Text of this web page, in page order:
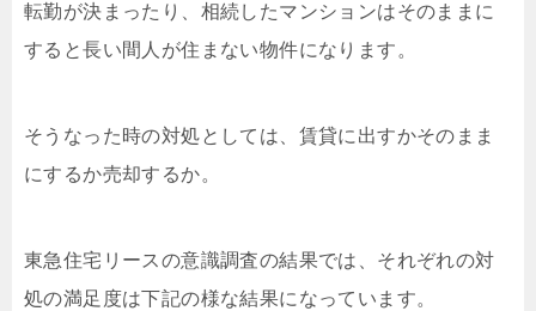
転勤が決まったり、相続したマンションはそのままに
すると長い間人が住まない物件になります。
そうなった時の対処としては、賃貸に出すかそのまま
にするか売却するか。
東急住宅リースの意識調査の結果では、それぞれの対
処の満足度は下記の様な結果になっています。